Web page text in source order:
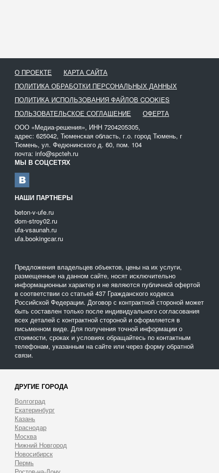
О ПРОЕКТЕ
КАРТА САЙТА
ПОЛИТИКА ОБРАБОТКИ ПЕРСОНАЛЬНЫХ ДАННЫХ
ПОЛИТИКА ИСПОЛЬЗОВАНИЯ ФАЙЛОВ COOKIES
ПОЛЬЗОВАТЕЛЬСКОЕ СОГЛАШЕНИЕ
ОФЕРТА
ООО «Медиа-решения», ИНН 7204205305,
адрес: 625042, Тюменская область, г.о. город Тюмень, г
Тюмень, ул. Федюнинского д. 60, пом. 104
почта: info@spcteh.ru
МЫ В СОЦСЕТЯХ
НАШИ ПАРТНЕРЫ
beton-v-ufe.ru
dom-stroy02.ru
ufa-vsaunah.ru
ufa.bookingcar.ru
Предложения владельцев объектов, цены на их услуги,
размещенные на данном сайте, носят исключительно
информационныи характер и не являются публичной офертой
в соответствии со статьей 437 Гражданского кодекса
Российской Федерации. Договор с контрактной стороной может
быть составлен только после индивидуального согласования
всех деталей с контрактной стороной и оформляется в
письменном виде. Для получения точной информации о
стоимости, сроках и условиях обращайтесь по контактным
телефонам, указанным на сайте или через форму обратной
связи.
ДРУГИЕ ГОРОДА
Волгоград
Екатеринбург
Казань
Краснодар
Москва
Нижний Новгород
Новосибирск
Пермь